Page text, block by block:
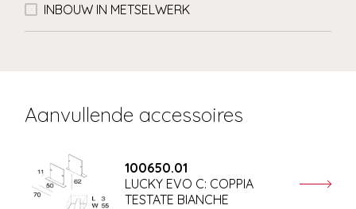
INBOUW IN METSELWERK
Aanvullende accessoires
100650.01
LUCKY EVO C: COPPIA
TESTATE BIANCHE